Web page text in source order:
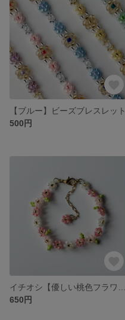
【ブルー】ビーズブレスレット
500円
650円